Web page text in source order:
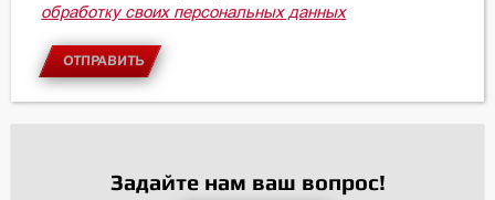
обработку своих персональных данных
ОТПРАВИТЬ
Задайте нам ваш вопрос!